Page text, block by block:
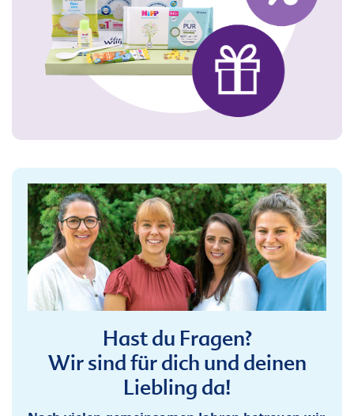
Hast du Fragen?
Wir sind für dich und deinen
Liebling da!